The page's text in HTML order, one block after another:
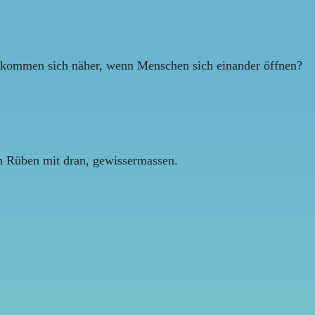
sich näher, wenn Menschen sich einander öffnen?
mit dran, gewissermassen.